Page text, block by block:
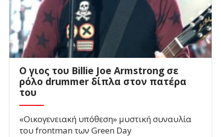
Ο γιος του Billie Joe Armstrong σε
ρόλο drummer δίπλα στον πατέρα
του
«Οικογενειακή υπόθεση» μυστική συναυλία
του frontman των Green Day